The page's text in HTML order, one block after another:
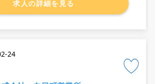
求人の詳細を見る
24